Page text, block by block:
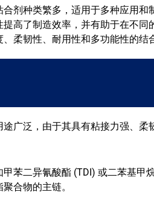
合剂种类繁多，适用于多种应用
高了制造效率，并有助于在不同
柔韧性、耐用性和多功能性的结
广泛，由于其具有粘接力强、
苯二异氰酸酯 (TDI) 或二苯基甲
合物的主链。